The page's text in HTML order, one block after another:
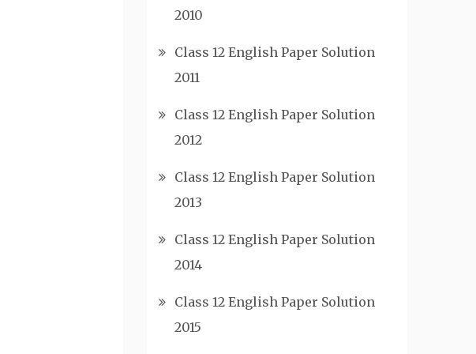
2010
Class 12 English Paper Solution
2011
Class 12 English Paper Solution
2012
Class 12 English Paper Solution
2013
Class 12 English Paper Solution
2014
Class 12 English Paper Solution
2015